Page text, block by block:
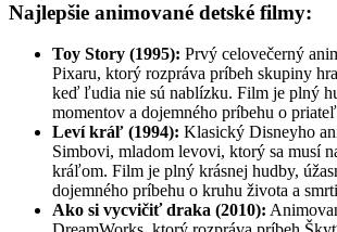
Najlepšie animované detské filmy:
Toy Story (1995): Prvý celovečerný
Pixaru, ktorý rozpráva príbeh skupiny
keď ľudia nie sú nablízku. Film je plný
momentov a dojemného príbehu o
Leví kráľ (1994): Klasický Disneyho
Simbovi, mladom levovi, ktorý sa musí
kráľom. Film je plný krásnej hudby,
dojemného príbehu o kruhu života a
Ako si vycvičiť draka (2010):